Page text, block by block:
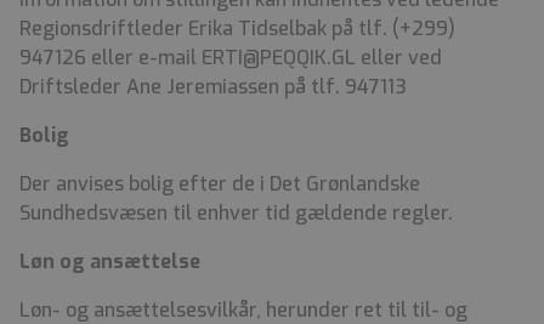
Regionsdriftleder Erika Tidselbak på tlf. (+299)
947126 eller e-mail ERTI@PEQQIK.GL eller ved
Driftsleder Ane Jeremiassen på tlf. 947113
Bolig
Der anvises bolig efter de i Det Grønlandske
Sundhedsvæsen til enhver tid gældende regler.
Løn og ansættelse
Løn- og ansættelsesvilkår, herunder ret til til- og